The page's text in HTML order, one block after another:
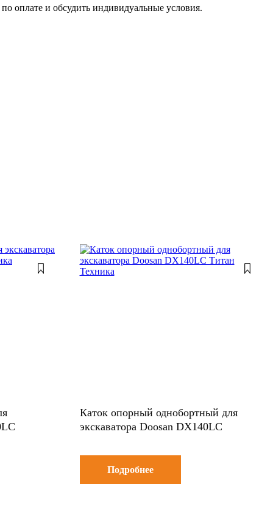
оплате и обсудить индивидуальные условия.
Каток опорный однобортный для
экскаватора Doosan DX140LC
Подробнее